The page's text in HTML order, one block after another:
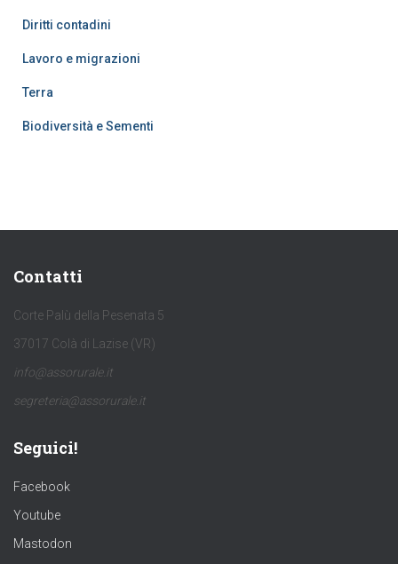
Diritti contadini
Lavoro e migrazioni
Terra
Biodiversità e Sementi
Contatti
Corte Palù della Pesenata 5
37017 Colà di Lazise (VR)
info@assorurale.it
segreteria@assorurale.it
Seguici!
Facebook
Youtube
Mastodon